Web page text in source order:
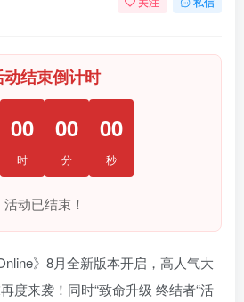
动结束倒计时
00
时
00
分
00
秒
活动已结束！
》8月全新版本开启，高人气大
度来袭！同时“致命升级 终结者“活